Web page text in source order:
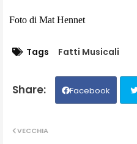
Foto di Mat Hennet
Tags Fatti Musicali
Facebook
VECCHIA